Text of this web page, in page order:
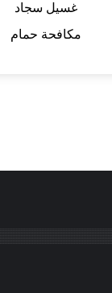
غسيل سجاد
مكافحة حمام